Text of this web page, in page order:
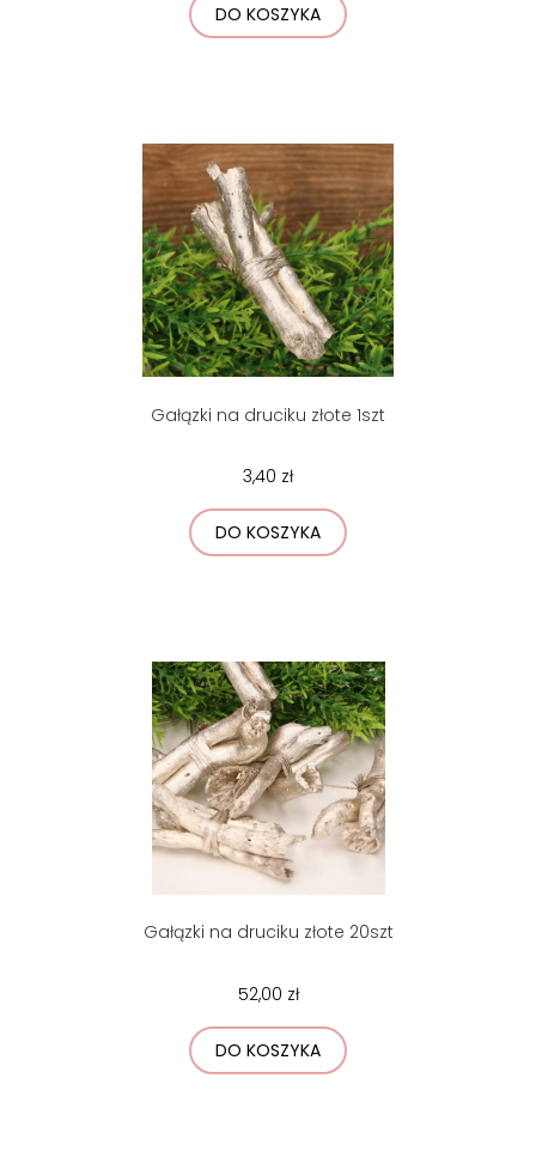
DO KOSZYKA
Gałązki na druciku złote 1szt
3,40 zł
DO KOSZYKA
Gałązki na druciku złote 20szt
52,00 zł
DO KOSZYKA